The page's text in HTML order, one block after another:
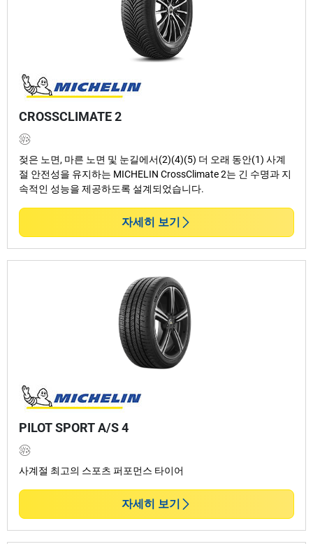
CROSSCLIMATE 2
젖은 노면, 마른 노면 및 눈길에서(2)(4)(5) 더 오래 동안(1) 사계
절 안전성을 유지하는 MICHELIN CrossClimate 2는 긴 수명과 지
속적인 성능을 제공하도록 설계되었습니다.
자세히 보기
PILOT SPORT A/S 4
사계절 최고의 스포츠 퍼포먼스 타이어
자세히 보기